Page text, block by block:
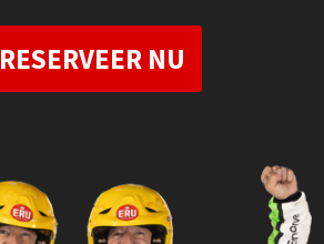
RESERVEER NU